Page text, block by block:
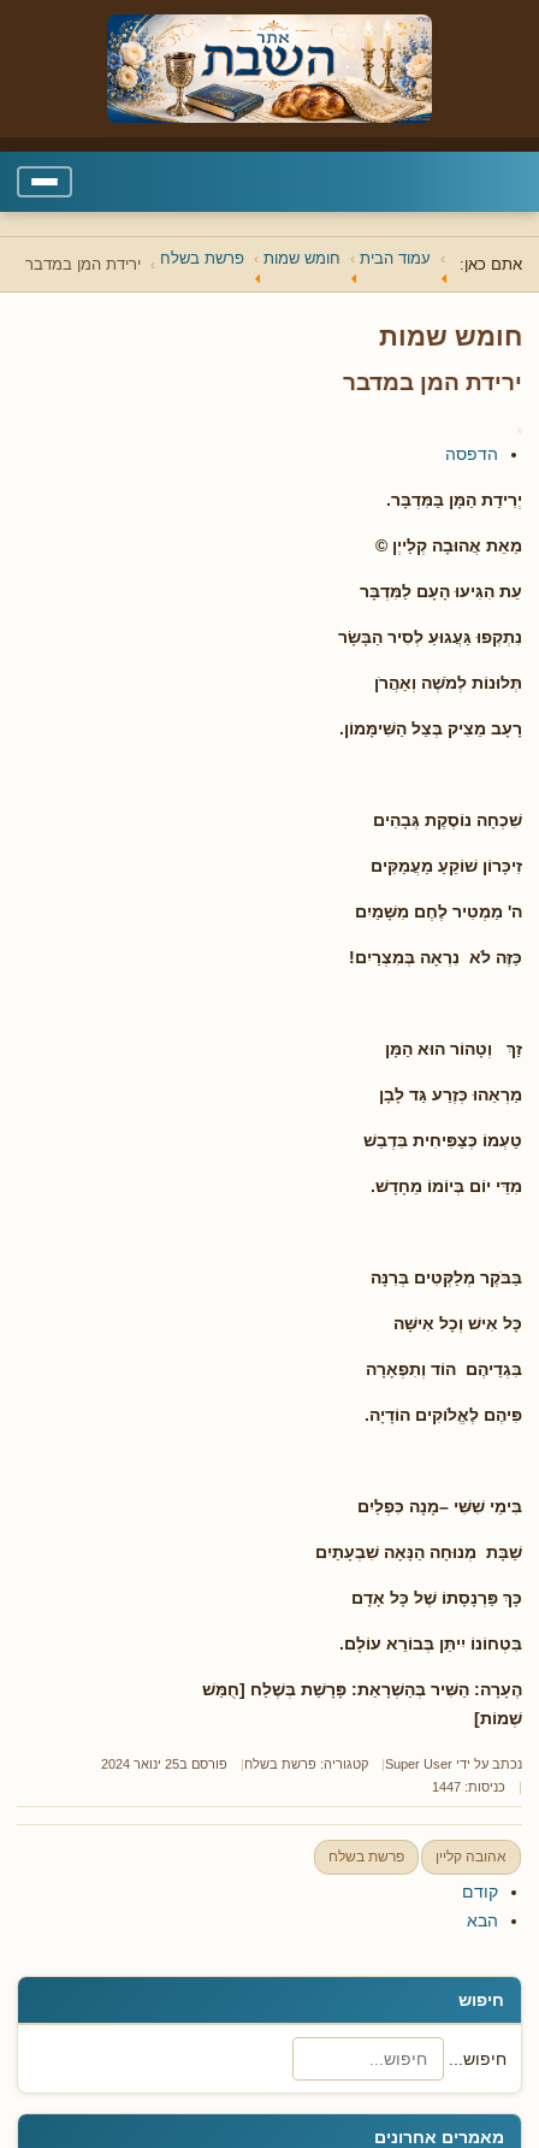
אתם כאן: עמוד הבית חומש שמות פרשת בשלח ירידת המן במדבר
חיפוש
חיפוש...
מאמרים אחרונים
חומש שמות
ירידת המן במדבר
הדפסה
יְרִידַת הַמָּן בַּמִּדְבָּר.
מֵאֵת אֲהוּבָה קְלַייְן ©
עֵת הִגִּיעוּ הָעָם לַמִּדְבָּר
נִתְקְפוּ גַּעֲגוּעַ לְסִיר הַבָּשָׂר
תְּלוּנוֹת לְמֹשֶׁה וְאַהֲרֹן
רָעָב מֵצִיק בְּצֵל הַשִּׁימָּמוֹן.
שִׁכְחָה נוֹסֶקֶת גְּבָהִים
זִיכָּרוֹן שׁוֹקֵעַ מַעֲמַקִּים
ה' מַמְטִיר לֶחֶם מִשָּׁמַיִם
כַּזֶּה לֹא נִרְאָה בְּמִצְרַיִם!
זַךְ וְטָהוֹר הוּא הַמָּן
מַרְאֵהוּ כְּזֶרַע גַּד לָבָן
טַעְמוֹ כְּצַפִּיחִית בִּדְבַשׁ
מִדֵּי יוֹם בְּיוֹמוֹ מֵחָדָשׁ.
בַּבֹּקֶר מְלַקְּטִים בְּרִנָּה
כָּל אִישׁ וְכָל אִישָּׁה
בִּגְדֵיהֶם הוֹד וְתִפְאָרָה
פִּיהֶם לֶאֱלֹוקִים הוֹדָיָה.
בִּימֵי שִׁשִּׁי –מָנָה כִּפְלַיִם
שַׁבָּת מְנוּחָה הַנָּאָה שִׁבְעָתַיִם
כָּךְ פַּרְנָסָתוֹ שֶׁל כָּל אָדָם
בִּטְחוֹנוֹ יִיתֵּן בְּבוֹרֵא עוֹלָם.
הֶעָרָה: הַשִּׁיר בְּהַשְׁרָאַת: פָּרָשַׁת בְּשֶׁלַח [חֻמַּשׁ
שְׁמוֹת]
נכתב על ידי Super User קטגוריה: פרשת בשלח
פורסם ב25 ינואר 2024
כניסות: 1447
אהובה קליין פרשת בשלח
קודם
הבא